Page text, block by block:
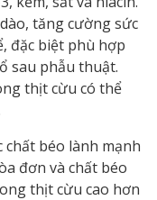
tăng cường sức
đặc biệt phù hợp
sau phẫu thuật.
thịt cừu có thể
chất béo lành mạnh
đơn và chất béo
thịt cừu cao hơn